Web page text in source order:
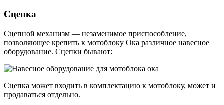
Сцепка
Сцепной механизм — незаменимое приспособление,
позволяющее крепить к мотоблоку Ока различное навесное
оборудование. Сцепки бывают:
Сцепка может входить в комплектацию к мотоблоку, может и
продаваться отдельно.